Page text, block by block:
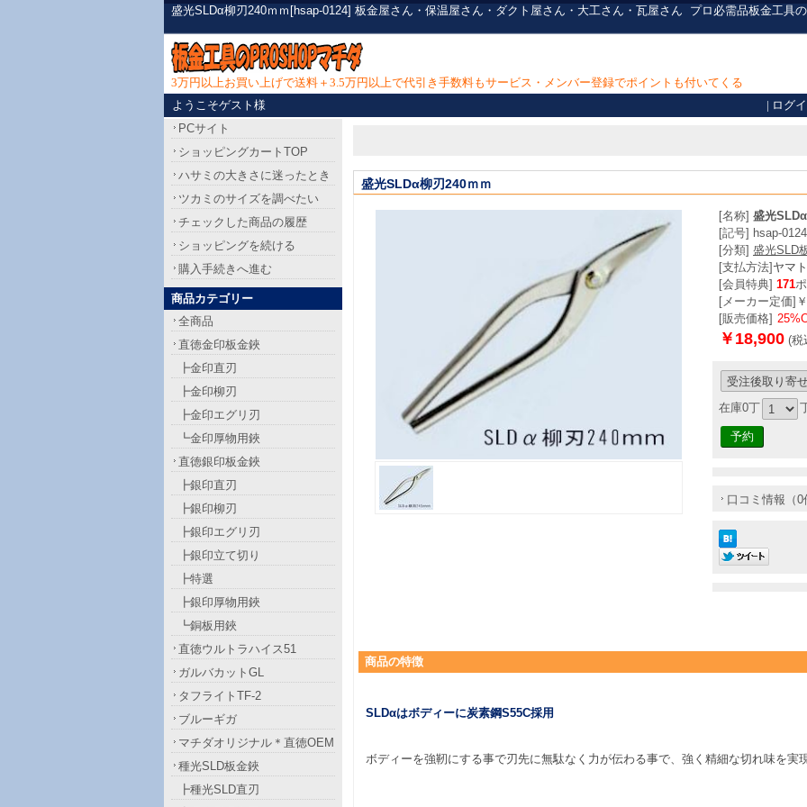
盛光SLDα柳刃240ｍｍ[hsap-0124] 板金屋さん・保温屋さん・ダクト屋さん・大工さん・瓦屋さん プロ必需品板金工具
3万円以上お買い上げで送料＋3.5万円以上で代引き手数料もサービス・メンバー登録でポイントも付いてくる
ようこそゲスト様 | ログ
盛光SLDα柳刃240ｍｍ
[名称] 盛光
[記号] hsap-0124
[分類] 盛光SLD
[支払方法] ヤマ
[会員特典] 171
[メーカー定価]
[販売価格]
￥18,900 (税
在庫0丁
口コミ情報（0
商品の特徴
SLDαはボディーに炭素鋼S55C採用
ボディーを強靭にする事で刃先に無駄なく力が伝わる事で、強く精細な切れ味を実
PCサイト
ショッピングカートTOP
ハサミの大きさに迷ったとき
ツカミのサイズを調べたい
チェックした商品の履歴
ショッピングを続ける
購入手続きへ進む
商品カテゴリー
全商品
直徳金印板金鋏
┣金印直刃
┣金印柳刃
┣金印エグリ刃
┗金印厚物用鋏
直徳銀印板金鋏
┣銀印直刃
┣銀印柳刃
┣銀印エグリ刃
┣銀印立て切り
┣特選
┣銀印厚物用鋏
┗銅板用鋏
直徳ウルトラハイス51
ガルバカットGL
タフライトTF-2
ブルーギガ
マチダオリジナル＊直徳OEM
種光SLD板金鋏
┣種光SLD直刃